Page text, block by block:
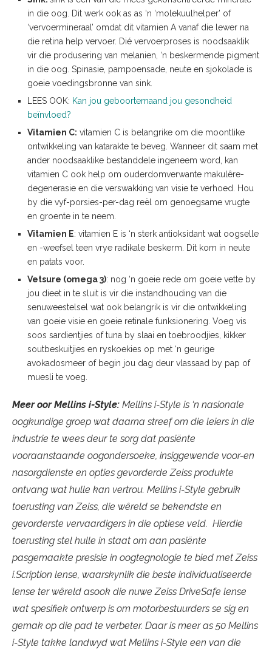
in die oog. Dit werk ook as as ‘n ‘molekuulhelper’ of
‘vervoermineraal’ omdat dit vitamien A vanaf die lewer na
die retina help vervoer. Dié vervoerproses is noodsaaklik
vir die produsering van melanien, ‘n beskermende pigment
in die oog. Spinasie, pampoensade, neute en sjokolade is
goeie voedingsbronne van sink.
LEES OOK: Kan jou geboortemaand jou gesondheid
beïnvloed?
Vitamien C: vitamien C is belangrike om die moontlike
ontwikkeling van katarakte te beveg. Wanneer dit saam met
ander noodsaaklike bestanddele ingeneem word, kan
vitamien C ook help om ouderdomverwante makulêre-
degenerasie en die verswakking van visie te verhoed. Hou
by die vyf-porsies-per-dag reël om genoegsame vrugte
en groente in te neem.
Vitamien E: vitamien E is ‘n sterk antioksidant wat oogselle
en -weefsel teen vrye radikale beskerm. Dit kom in neute
en patats voor.
Vetsure (omega 3): nog ‘n goeie rede om goeie vette by
jou dieet in te sluit is vir die instandhouding van die
senuweestelsel wat ook belangrik is vir die ontwikkeling
van goeie visie en goeie retinale funksionering. Voeg vis
soos sardientjies of tuna by slaai en toebroodjies, kikker
soutbeskuitjies en ryskoekies op met ‘n geurige
avokadosmeer of begin jou dag deur vlassaad by pap of
muesli te voeg.
Meer oor Mellins i-Style: Mellins i-Style is ‘n nasionale
oogkundige groep wat daarna streef om die leiers in die
industrie te wees deur te sorg dat pasiënte
vooraanstaande oogondersoeke, insiggewende voor-en
nasorgdienste en opties gevorderde Zeiss produkte
ontvang wat hulle kan vertrou. Mellins i-Style gebruik
toerusting van Zeiss, die wêreld se bekendste en
gevorderste vervaardigers in die optiese veld. Hierdie
toerusting stel hulle in staat om aan pasiënte
pasgemaakte presisie in oogtegnologie te bied met Zeiss
i.Scription lense, waarskynlik die beste individualiseerde
lense ter wêreld asook die nuwe Zeiss DriveSafe lense
wat spesifiek ontwerp is om motorbestuurders se sig en
gemak op die pad te verbeter. Daar is meer as 50 Mellins
i-Style takke landwyd wat Mellins i-Style een van die